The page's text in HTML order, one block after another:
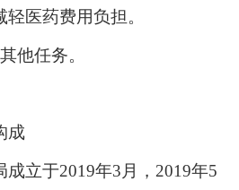
医药费用负担。
他任务。
成
成立于2019年3月，2019年5